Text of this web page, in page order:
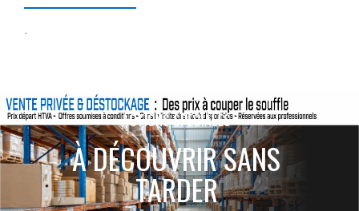
-
ACTIONS SPÉCIALES
À DÉCOUVRIR SANS
TARDER